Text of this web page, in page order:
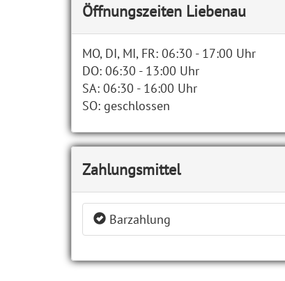
Öffnungszeiten Liebenau
MO, DI, MI, FR: 06:30 - 17:00 Uhr
DO: 06:30 - 13:00 Uhr
SA: 06:30 - 16:00 Uhr
SO: geschlossen
Zahlungsmittel
Barzahlung